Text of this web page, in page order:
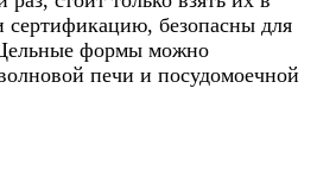
безопасны для
формы можно
печи и посудомоечной